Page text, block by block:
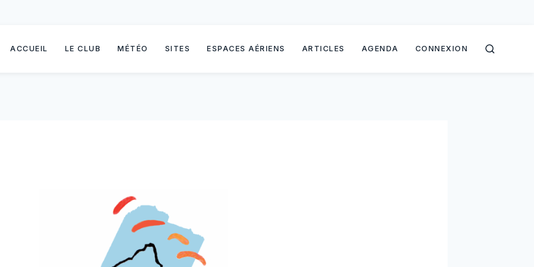
ACCUEIL LE CLUB MÉTÉO SITES ESPACES AÉRIENS ARTICLES AGENDA CONNEXION